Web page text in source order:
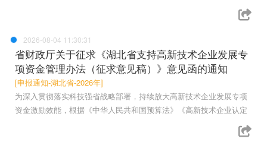
2026-08-04 11:30:31
省财政厅关于征求《湖北省支持高新技术企业发展专
项资金管理办法（征求意见稿）》意见函的通知
[申报通知-湖北省-2026年]
为深入贯彻落实科技强省战略部署，持续放大高新技术企业发展专项
资金激励效能，根据《中华人民共和国预算法》《高新技术企业认定